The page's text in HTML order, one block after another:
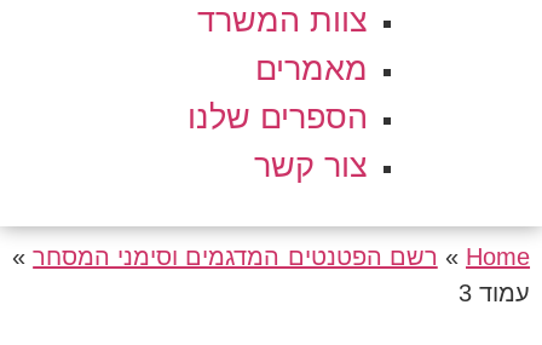
צוות המשרד
מאמרים
הספרים שלנו
צור קשר
Home
» רשם הפטנטים המדגמים וסימני המסחר»
עמוד 3